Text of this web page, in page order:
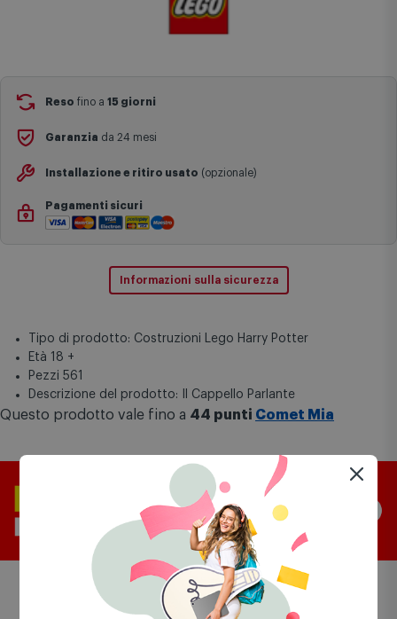
Reso fino a 15 giorni
Garanzia da 24 mesi
Installazione e ritiro usato (opzionale)
Pagamenti sicuri
Informazioni sulla sicurezza
Tipo di prodotto: Costruzioni Lego Harry Potter
Età 18 +
Pezzi 561
Descrizione del prodotto: Il Cappello Parlante
Questo prodotto vale fino a 44 punti Comet Mia
Prodotti simili